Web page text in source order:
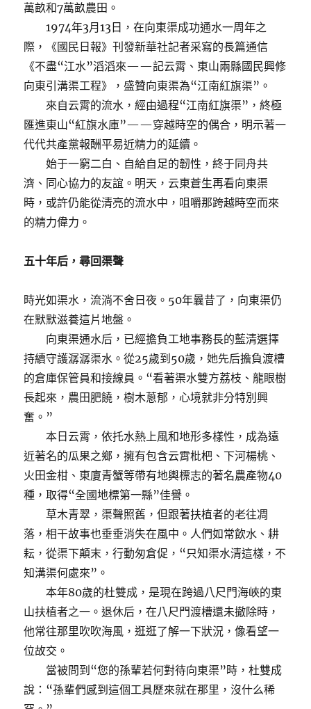
萬畝和7萬畝農田。
1974年3月13日，在向東渠成功通水一周年之
際，《國民日報》刊發新華社記者采寫的長篇通信
《不盡“江水”滔滔來——記云霄、東山兩縣國民興修
向東引溝渠工程》，盛贊向東渠為“江南紅旗渠”。
來自云霄的流水，經由過程“江南紅旗渠”，終極
匯進東山“紅旗水庫”——穿越時空的偶合，明示著一
代代共產黨報酬平易近精力的延續。
始于一窮二白、自給自足的韌性，終于同舟共
濟、同心協力的友誼。明天，云東蒼生再看向東渠
時，或許仍能從清亮的流水中，咀嚼那跨越時空而來
的精力偉力。
五十年后，尋回渠聲
時光如渠水，流淌不舍日夜。50年曩昔了，向東渠仍
在默默滋養這片地盤。
向東渠通水后，已經擔負工地事務長的藍清選擇
持續守護潺潺渠水。從25歲到50歲，她先后擔負渡槽
的倉庫保管員和接線員。“看著渠水雙方荔枝、龍眼樹
長起來，農田肥饒，樹木蔥郁，心境就非分特別興
奮。”
本日云霄，依托水熱上風和地形多樣性，成為遠
近著名的瓜果之鄉，擁有包含云霄枇杷、下河楊桃、
火田金柑、東廈青蟹等帶有地輿標志的著名農產物40
種，取得“全國地標第一縣”佳譽。
草木青翠，渠聲照舊，但跟著扶植者的老往凋
落，相干故事也垂垂消失在風中。人們如常飲水、耕
耘，從渠下顛末，行動匆倉促，“只知渠水清這樣，不
知溝渠何處來”。
本年80歲的杜雙成，是現在跨過八尺門海峽的東
山扶植者之一。退休后，在八尺門渡槽還未撤除時，
他常往那里吹吹海風，逛逛了解一下狀況，像看望一
位故交。
當被問到“您的孫輩若何對待向東渠”時，杜雙成
說：“孫輩們感到這個工具歷來就在那里，沒什么稀